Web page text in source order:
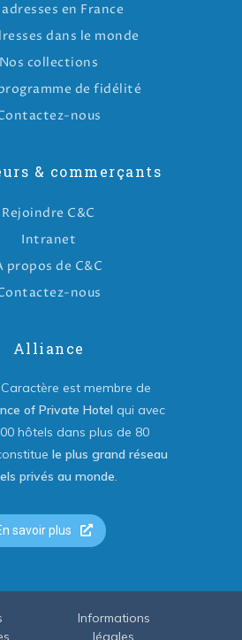
en France
dans le monde
Nos collections
de fidélité
nous
& commerçants
Rejoindre C&C
Intranet
propos de C&C
nous
Alliance
est membre de
of Private Hotel qui avec
hôtels dans plus de 80
le plus grand réseau
privés au monde.
savoir plus
Informations
légales